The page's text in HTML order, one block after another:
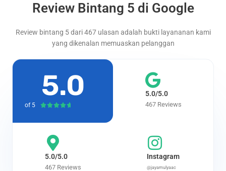
Review Bintang 5 di Google
Review bintang 5 dari 467 ulasan adalah bukti layananan kami
yang dikenalan memuaskan pelanggan
5.0
of 5 
5.0/5.0
467 Reviews
5.0/5.0
467 Reviews
Instagram
@jayamulyaac